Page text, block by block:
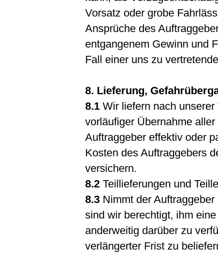
Vorsatz oder grobe
Ansprüche des
entgangenem Gewinn und
Fall einer uns zu
8. Lieferung,
8.1 Wir liefern nach
vorläufiger Übernahme
Auftraggeber effektiv oder
Kosten des Auftraggebers
versichern.
8.2 Teillieferungen und
8.3 Nimmt der
sind wir berechtigt, ihm
anderweitig darüber zu
verlängerter Frist zu